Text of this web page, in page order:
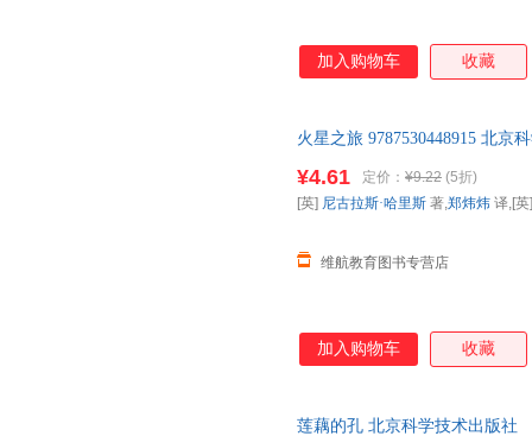
加入购物车 收藏
火星之旅 9787530448915 北京
¥4.61 定价： ¥9.22 (5折)
维航教育图书专营店
[英] 尼古拉斯·哈里斯 著,郑炜炜 译,[
加入购物车 收藏
莲藕的孔 北京科学技术出版社